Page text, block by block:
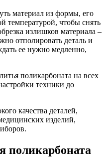
материал из формы, его
температурой, чтобы снять
излишков материала –
отполировать деталь и
ее нужно медленно,
поликарбоната на всех
техники до
качества деталей,
изделий,
поликарбоната